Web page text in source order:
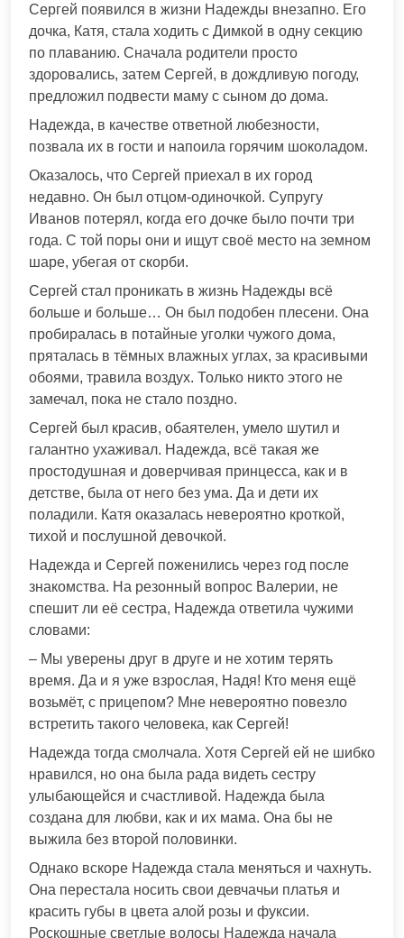
Сергей появился в жизни Надежды внезапно. Его
дочка, Катя, стала ходить с Димкой в одну секцию
по плаванию. Сначала родители просто
здоровались, затем Сергей, в дождливую погоду,
предложил подвести маму с сыном до дома.
Надежда, в качестве ответной любезности,
позвала их в гости и напоила горячим шоколадом.
Оказалось, что Сергей приехал в их город
недавно. Он был отцом-одиночкой. Супругу
Иванов потерял, когда его дочке было почти три
года. С той поры они и ищут своё место на земном
шаре, убегая от скорби.
Сергей стал проникать в жизнь Надежды всё
больше и больше… Он был подобен плесени. Она
пробиралась в потайные уголки чужого дома,
пряталась в тёмных влажных углах, за красивыми
обоями, травила воздух. Только никто этого не
замечал, пока не стало поздно.
Сергей был красив, обаятелен, умело шутил и
галантно ухаживал. Надежда, всё такая же
простодушная и доверчивая принцесса, как и в
детстве, была от него без ума. Да и дети их
поладили. Катя оказалась невероятно кроткой,
тихой и послушной девочкой.
Надежда и Сергей поженились через год после
знакомства. На резонный вопрос Валерии, не
спешит ли её сестра, Надежда ответила чужими
словами:
– Мы уверены друг в друге и не хотим терять
время. Да и я уже взрослая, Надя! Кто меня ещё
возьмёт, с прицепом? Мне невероятно повезло
встретить такого человека, как Сергей!
Надежда тогда смолчала. Хотя Сергей ей не шибко
нравился, но она была рада видеть сестру
улыбающейся и счастливой. Надежда была
создана для любви, как и их мама. Она бы не
выжила без второй половинки.
Однако вскоре Надежда стала меняться и чахнуть.
Она перестала носить свои девчачьи платья и
красить губы в цвета алой розы и фуксии.
Роскошные светлые волосы Надежда начала